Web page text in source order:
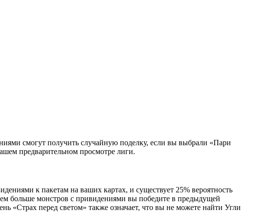
смогут получить случайную поделку, если вы выбрали «Пари
предварительном просмотре лиги.
к пакетам на ваших картах, и существует 25% вероятность
больше монстров с привидениями вы победите в предыдущей
«Страх перед светом» также означает, что вы не можете найти Угли